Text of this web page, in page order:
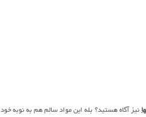
نیز آگاه هستید؟ بله این مواد سالم هم به نوبه خود